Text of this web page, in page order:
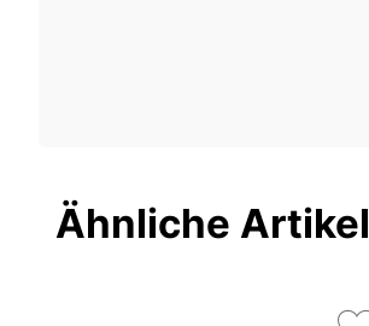
Ähnliche Artikel